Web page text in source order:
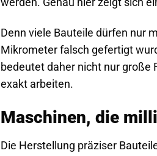
Denn viele Bauteile dürfen nur
Mikrometer falsch gefertigt
bedeutet daher nicht nur große
exakt arbeiten.
Maschinen, die
Die Herstellung präziser